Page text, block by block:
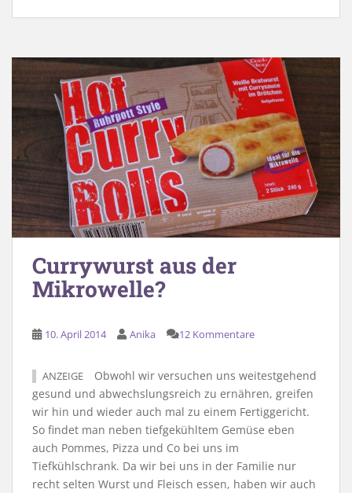
Currywurst aus der
Mikrowelle?
10. April 2014 Anika 12 Kommentare
ANZEIGE
Obwohl wir versuchen uns weitestgehend
gesund und abwechslungsreich zu ernähren, greifen
wir hin und wieder auch mal zu einem Fertiggericht.
So findet man neben tiefgekühltem Gemüse eben
auch Pommes, Pizza und Co bei uns im
Tiefkühlschrank. Da wir bei uns in der Familie nur
recht selten Wurst und Fleisch essen, haben wir auch